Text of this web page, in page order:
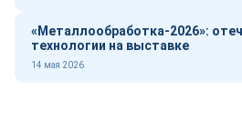
«Металлообработка-2026»:
технологии на выставке
14 мая 2026